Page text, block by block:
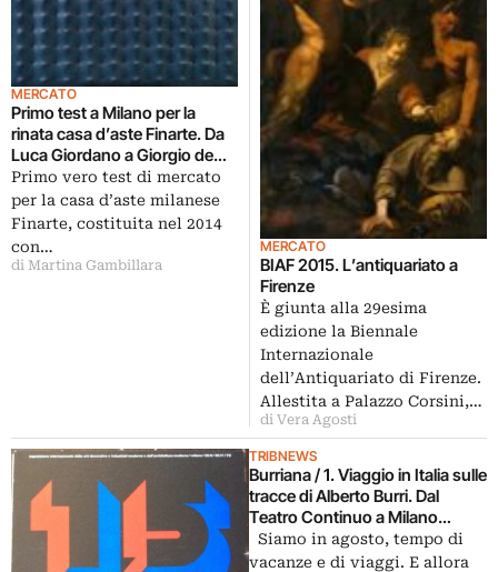
MERCATO
Primo test a Milano per la
rinata casa d’aste Finarte. Da
Luca Giordano a Giorgio de
Chirico, a Bruno Munari: ecco i
cataloghi
Primo vero test di mercato
per la casa d’aste milanese
Finarte, costituita nel 2014
con…
di Martina Gambillara
MERCATO
BIAF 2015. L’antiquariato a
Firenze
È giunta alla 29esima
edizione la Biennale
Internazionale
dell’Antiquariato di Firenze.
Allestita a Palazzo Corsini,…
di Vera Agosti
TRIBNEWS
Burriana / 1. Viaggio in Italia sulle
tracce di Alberto Burri. Dal
Teatro Continuo a Milano
all’Umbria, terra natale del
grande artista
Siamo in agosto, tempo di
vacanze e di viaggi. E allora